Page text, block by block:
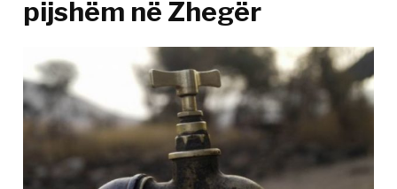
pijshëm në Zhegër